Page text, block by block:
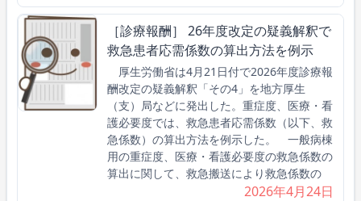
［診療報酬］ 26年度改定の疑義解釈で
救急患者応需係数の算出方法を例示
厚生労働省は4月21日付で2026年度診療報
酬改定の疑義解釈「その4」を地方厚生
（支）局などに発出した。重症度、医療・看
護必要度では、救急患者応需係数（以下、救
急係数）の算出方法を例示した。 一般病棟
用の重症度、医療・看護必要度の救急係数の
算出に関して、救急搬送により救急係数の
2026年4月24日